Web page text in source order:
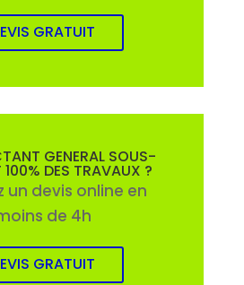
GRATUIT
GENERAL SOUS-
DES TRAVAUX ?
un devis online en
de 4h
GRATUIT